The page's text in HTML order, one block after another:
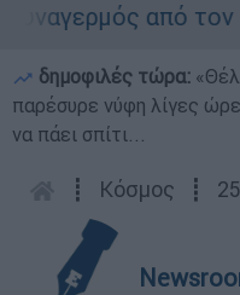
από τον
δημοφιλές τώρα:
παρέσυρε νύφη λίγες
να πάει σπίτι...
┋ Κόσμος ┋